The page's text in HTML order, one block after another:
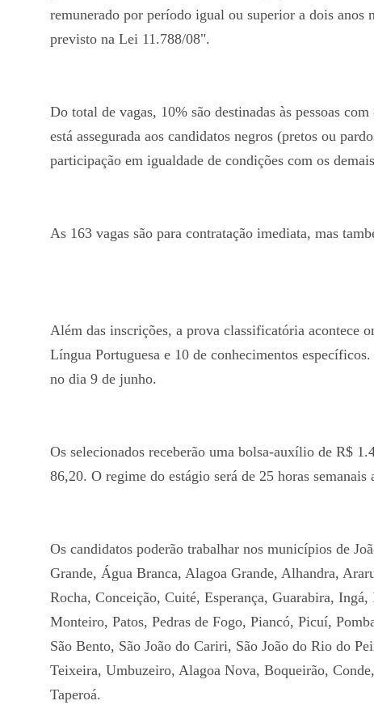
remunerado por período igual ou superior a dois
previsto na Lei 11.788/08".
Do total de vagas, 10% são destinadas às pessoas
está assegurada aos candidatos negros (pretos ou
participação em igualdade de condições com os
As 163 vagas são para contratação imediata, mas
Além das inscrições, a prova classificatória acontece
Língua Portuguesa e 10 de conhecimentos
no dia 9 de junho.
Os selecionados receberão uma bolsa-auxílio de R$
86,20. O regime do estágio será de 25 horas
Os candidatos poderão trabalhar nos municípios de
Grande, Água Branca, Alagoa Grande, Alhandra,
Rocha, Conceição, Cuité, Esperança, Guarabira,
Monteiro, Patos, Pedras de Fogo, Piancó, Picuí,
São Bento, São João do Cariri, São João do Rio do
Teixeira, Umbuzeiro, Alagoa Nova, Boqueirão,
Taperoá.